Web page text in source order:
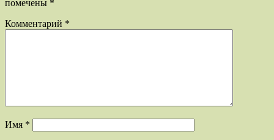
помечены *
Комментарий *
Имя *